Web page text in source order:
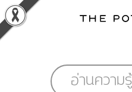
Skip
to
content
อ่านความ